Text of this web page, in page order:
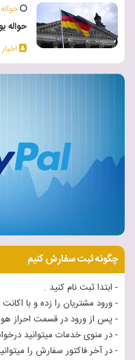
حواله
حواله
اخبار
چگونه ثبت سفارش کنیم
- ابتدا ثبت نام کنید .
- ورود مشتریان را زده و با
- پس از ورود در قسمت احراز
- در منوی خدمات میتوانید
- در آخر فاکتور سفارش را